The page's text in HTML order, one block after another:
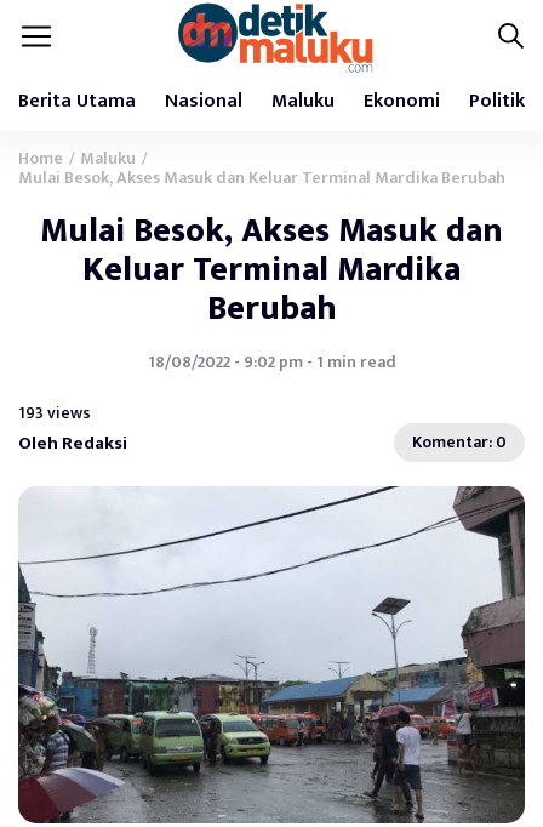
Berita Utama Nasional Maluku Ekonomi Politik
Home / Maluku /
Mulai Besok, Akses Masuk dan Keluar Terminal Mardika Berubah
Mulai Besok, Akses Masuk dan
Keluar Terminal Mardika
Berubah
18/08/2022 - 9:02 pm - 1 min read
193 views
Oleh Redaksi Komentar: 0